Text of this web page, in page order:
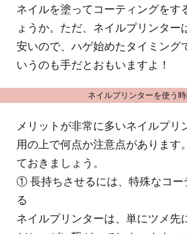
ネイルを塗ってコーティングをす
ょうか。ただ、ネイルプリンター
安いので、ハゲ始めたタイミング
いうのも手だとおもいますよ！
ネイルプリンターを使う
メリットが非常に多いネイルプリ
用の上で何点か注意点があります
ておきましょう。
① 長持ちさせるには、特殊なコー
る
ネイルプリンターは、単にツメ先